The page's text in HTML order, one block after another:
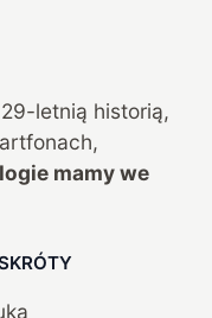
29-letnią historią,
mamy we